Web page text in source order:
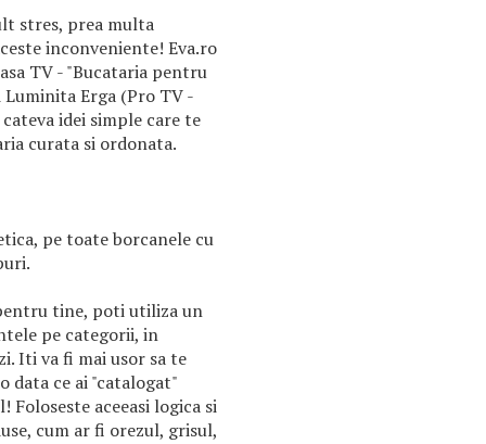
stres, prea multa
inconveniente! Eva.ro
TV - "Bucataria pentru
Erga (Pro TV -
idei simple care te
curata si ordonata.
pe toate borcanele cu
tine, poti utiliza un
pe categorii, in
Iti va fi mai usor sa te
data ce ai "catalogat"
Foloseste aceeasi logica si
cum ar fi orezul, grisul,